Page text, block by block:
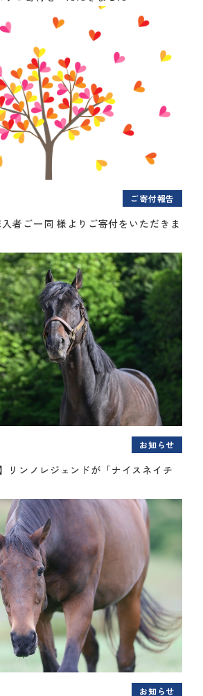
ご寄付報告
者ご一同 様よりご寄付をいただきま
お知らせ
リンノレジェンドが「ナイスネイチ
お知らせ